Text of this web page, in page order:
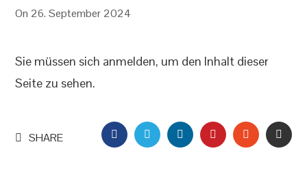
On 26. September 2024
Sie müssen sich anmelden, um den Inhalt dieser
Seite zu sehen.
SHARE FACEBOOKTWITTERLINKEDINPINTEREST